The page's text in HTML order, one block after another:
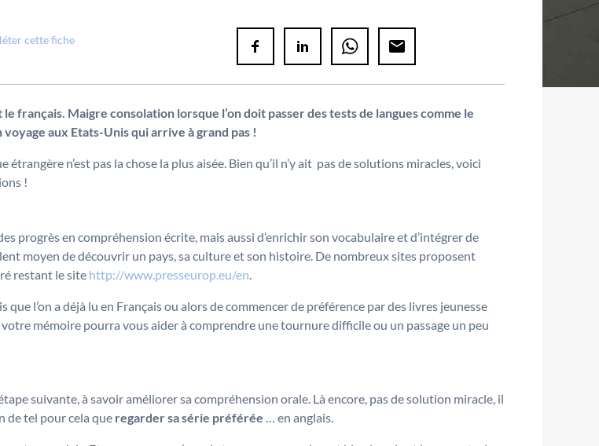
cette fiche
français. Maigre consolation lorsque l’on doit passer des tests de langues comme le
aux Etats-Unis qui arrive à grand pas !
n’est pas la chose la plus aisée. Bien qu’il n’y ait pas de solutions miracles, voici
!
progrès en compréhension écrite, mais aussi d’enrichir son vocabulaire et d’intégrer de
moyen de découvrir un pays, sa culture et son histoire. De nombreux sites proposent
restant le site http://www.presseurop.eu/en.
que l’on a déjà lu en Français ou alors de commencer de préférence par des livres jeunesse
mémoire pourra vous aider à comprendre une tournure difficile ou un passage un peu
suivante, à savoir améliorer sa compréhension orale. Là encore, pas de solution miracle, il
de tel pour cela que regarder sa série préférée … en anglais.